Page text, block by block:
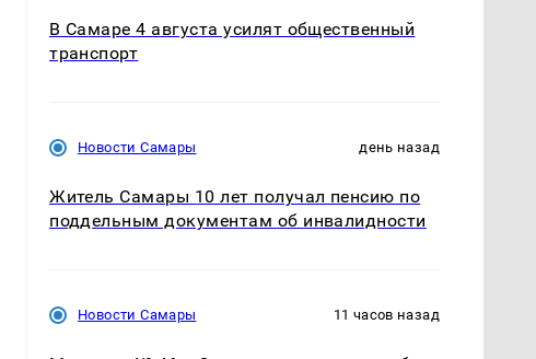
В Самаре 4 августа усилят общественный
транспорт
Новости Самары день назад
Житель Самары 10 лет получал пенсию по
поддельным документам об инвалидности
Новости Самары 11 часов назад